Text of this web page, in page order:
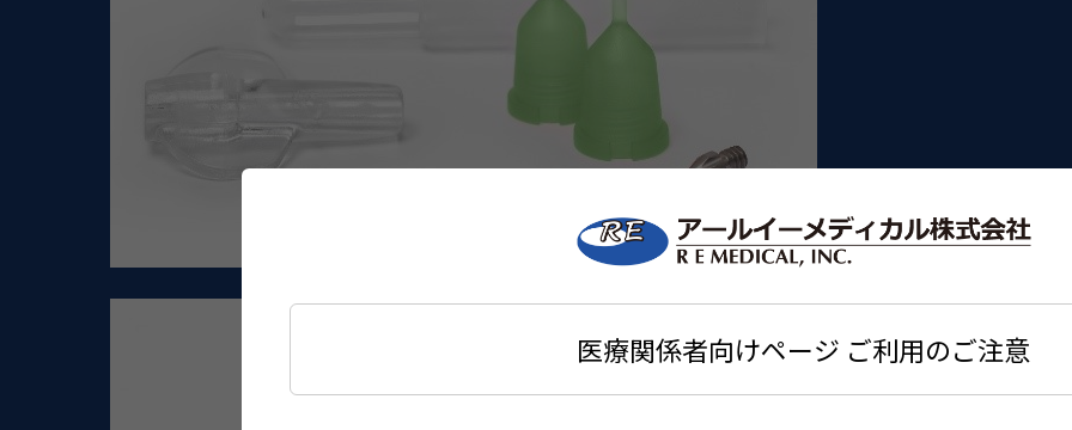
医療関係者向けページ ご利用のご注意